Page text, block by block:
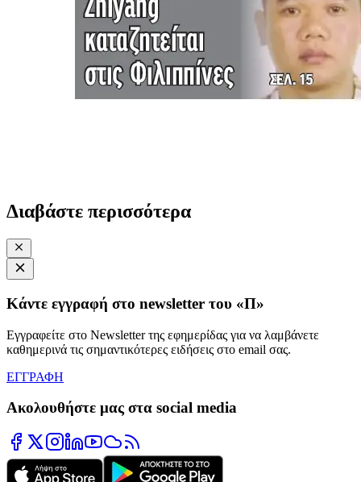
Διαβάστε περισσότερα
Κάντε εγγραφή στο newsletter του «Π»
Εγγραφείτε στο Newsletter της εφημερίδας για να λαμβάνετε
καθημερινά τις σημαντικότερες ειδήσεις στο email σας.
ΕΓΓΡΑΦΗ
Ακολουθήστε μας στα social media